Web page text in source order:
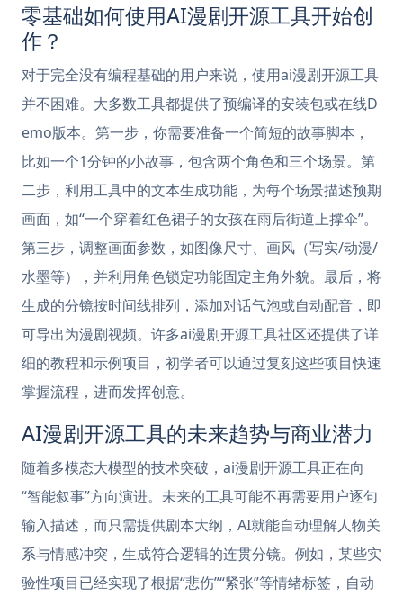
零基础如何使用AI漫剧开源工具开始创
作？
对于完全没有编程基础的用户来说，使用ai漫剧开源工具
并不困难。大多数工具都提供了预编译的安装包或在线D
emo版本。第一步，你需要准备一个简短的故事脚本，
比如一个1分钟的小故事，包含两个角色和三个场景。第
二步，利用工具中的文本生成功能，为每个场景描述预期
画面，如“一个穿着红色裙子的女孩在雨后街道上撑伞”。
第三步，调整画面参数，如图像尺寸、画风（写实/动漫/
水墨等），并利用角色锁定功能固定主角外貌。最后，将
生成的分镜按时间线排列，添加对话气泡或自动配音，即
可导出为漫剧视频。许多ai漫剧开源工具社区还提供了详
细的教程和示例项目，初学者可以通过复刻这些项目快速
掌握流程，进而发挥创意。
AI漫剧开源工具的未来趋势与商业潜力
随着多模态大模型的技术突破，ai漫剧开源工具正在向
“智能叙事”方向演进。未来的工具可能不再需要用户逐句
输入描述，而只需提供剧本大纲，AI就能自动理解人物关
系与情感冲突，生成符合逻辑的连贯分镜。例如，某些实
验性项目已经实现了根据“悲伤”“紧张”等情绪标签，自动